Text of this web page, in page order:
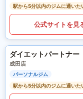
駅から5分以内のジムに通いた
公式サイトを見
ダイエットパートナー
成田店
パーソナルジム
駅から5分以内のジムに通いた